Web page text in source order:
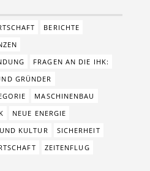
BERICHTE
FRAGEN AN DIE IHK:
GRÜNDER
MASCHINENBAU
NEUE ENERGIE
KULTUR
SICHERHEIT
ZEITENFLUG